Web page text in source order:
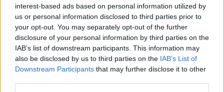
interest-based ads based on personal information utilized by
us or personal information disclosed to third parties prior to
your opt-out. You may separately opt-out of the further
disclosure of your personal information by third parties on the
IAB’s list of downstream participants. This information may
also be disclosed by us to third parties on the IAB’s List of
Downstream Participants that may further disclose it to other
Υποβολή σχολίου
Όροι Χρήσης. Το site προστατεύεται από reCAPTCHA, ισχύουν
Πολιτική Απορρήτου &Όροι Χρήσηςτης Google.
Lifestyle
ΠΕΤΡΟΣ ΙΜΒΡΙΟΣ